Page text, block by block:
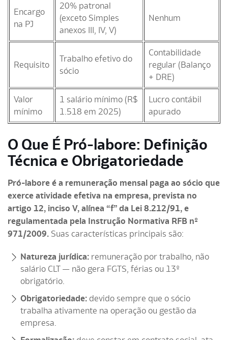
Encargo
na PJ
20% patronal
(exceto Simples
anexos III, IV, V)
Nenhum
Requisito
Trabalho efetivo do
sócio
Contabilidade
regular (Balanço
+ DRE)
Valor
mínimo
1 salário mínimo (R$
1.518 em 2025)
Lucro contábil
apurado
O Que É Pró-labore: Definição
Técnica e Obrigatoriedade
Pró-labore é a remuneração mensal paga ao sócio que
exerce atividade efetiva na empresa, prevista no
artigo 12, inciso V, alínea “f” da Lei 8.212/91, e
regulamentada pela Instrução Normativa RFB nº
971/2009. Suas características principais são:
Natureza jurídica: remuneração por trabalho, não
salário CLT — não gera FGTS, férias ou 13º
obrigatório.
Obrigatoriedade: devido sempre que o sócio
trabalha ativamente na operação ou gestão da
empresa.